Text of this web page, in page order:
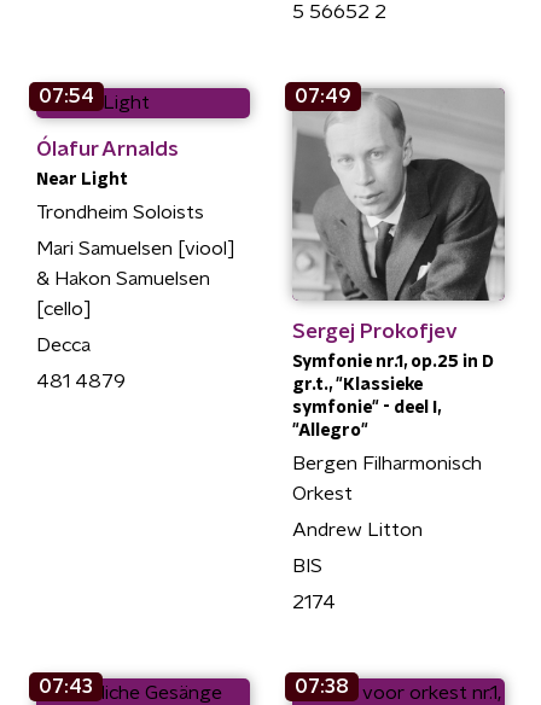
5 56652 2
07:54
Ólafur Arnalds
Near Light
Trondheim Soloists
Mari Samuelsen [viool]
& Hakon Samuelsen
[cello]
Decca
481 4879
07:49
Sergej Prokofjev
Symfonie nr.1, op.25 in D
gr.t., "Klassieke
symfonie" - deel I,
"Allegro"
Bergen Filharmonisch
Orkest
Andrew Litton
BIS
2174
07:43 07:38